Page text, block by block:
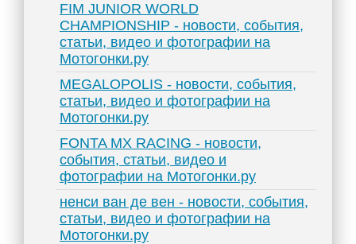
FIM JUNIOR WORLD
CHAMPIONSHIP - новости, события,
статьи, видео и фотографии на
Мотогонки.ру
MEGALOPOLIS - новости, события,
статьи, видео и фотографии на
Мотогонки.ру
FONTA MX RACING - новости,
события, статьи, видео и
фотографии на Мотогонки.ру
ненси ван де вен - новости, события,
статьи, видео и фотографии на
Мотогонки.ру